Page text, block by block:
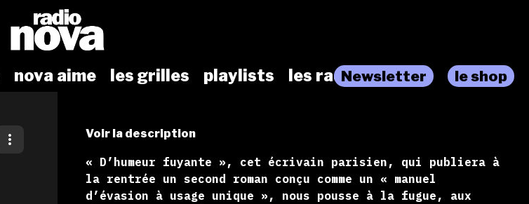
nova aime les grilles playlists les radiosNewsletter le shop
Voir la description
« D’humeur fuyante », cet écrivain parisien, qui publiera à
la rentrée un second roman conçu comme un « manuel
d’évasion à usage unique », nous pousse à la fugue, aux